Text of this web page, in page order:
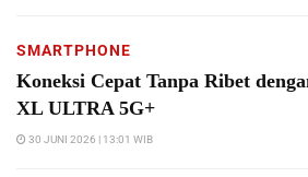
SMARTPHONE
Koneksi Cepat Tanpa Ribet
XL ULTRA 5G+
30 JUNI 2026 | 13:01 WIB